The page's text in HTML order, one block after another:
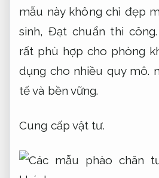
mẫu này không chỉ đẹp
sinh,Đạt chuẩn thi công.
rất phù hợp cho phòng
dụng cho nhiều quy mô.
tế và bền vững.
Cung cấp vật tư.